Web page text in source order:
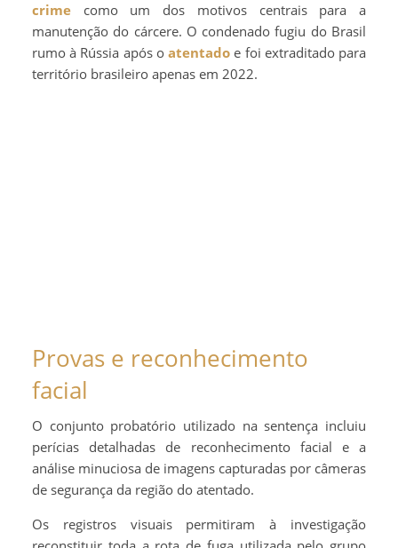
crime como um dos motivos centrais para a
manutenção do cárcere. O condenado fugiu do Brasil
rumo à Rússia após oatentado e foi extraditado para
território brasileiro apenas em 2022.
Provas e reconhecimento
facial
O conjunto probatório utilizado na sentença incluiu
perícias detalhadas de reconhecimento facial e a
análise minuciosa de imagens capturadas por câmeras
de segurança da região do atentado.
Os registros visuais permitiram à investigação